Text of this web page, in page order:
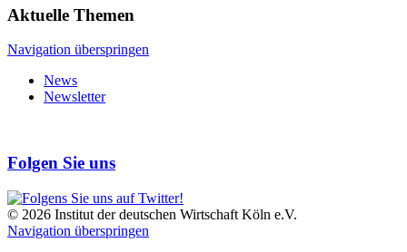
Aktuelle Themen
Navigation überspringen
News
Newsletter
Folgen Sie uns
© 2026 Institut der deutschen Wirtschaft Köln e.V.
Navigation überspringen